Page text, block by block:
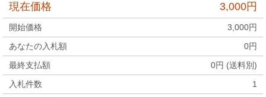
現在価格 3,000円
開始価格 3,000円
あなたの入札額
0円
最終支払額
0円 (送料別)
入札件数
1